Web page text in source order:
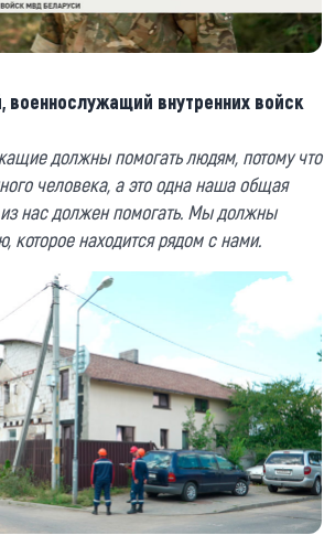
военнослужащий внутренних войск
должны помогать людям, потому что
человека, а это одна наша общая
нас должен помогать. Мы должны
которое находится рядом с нами.